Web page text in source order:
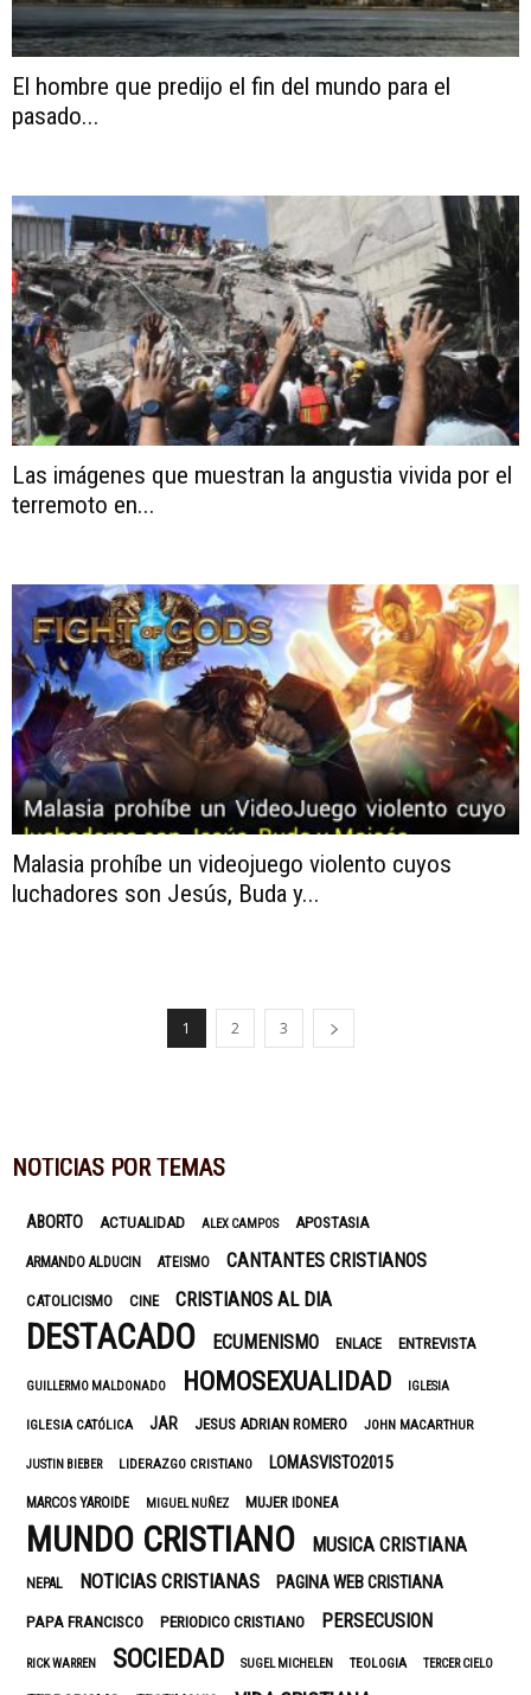
El hombre que predijo el fin del mundo para el
pasado...
Las imágenes que muestran la angustia vivida por el
terremoto en...
Malasia prohíbe un videojuego violento cuyos
luchadores son Jesús, Buda y...
1 2 3
NOTICIAS POR TEMAS
ABORTO ACTUALIDAD ALEX CAMPOS APOSTASIA
ARMANDO ALDUCIN ATEISMO CANTANTES CRISTIANOS
CATOLICISMO CINE CRISTIANOS AL DIA
DESTACADO ECUMENISMO ENLACE ENTREVISTA
GUILLERMO MALDONADO HOMOSEXUALIDAD IGLESIA
IGLESIA CATÓLICA JAR JESUS ADRIAN ROMERO JOHN MACARTHUR
JUSTIN BIEBER LIDERAZGO CRISTIANO LOMASVISTO2015
MARCOS YAROIDE MIGUEL NUÑEZ MUJER IDONEA
MUNDO CRISTIANO MUSICA CRISTIANA
NEPAL NOTICIAS CRISTIANAS PAGINA WEB CRISTIANA
PAPA FRANCISCO PERIODICO CRISTIANO PERSECUSION
RICK WARREN SOCIEDAD SUGEL MICHELEN TEOLOGIA TERCER CIELO